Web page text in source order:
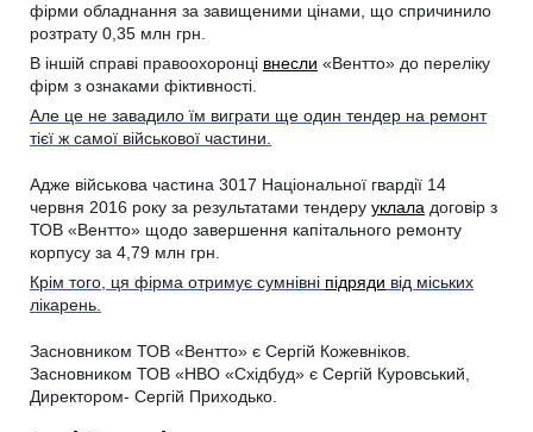
фірми обладнання за завищеними цінами, що спричинило
розтрату 0,35 млн грн.
В іншій справі правоохоронці внесли «Вентто» до переліку
фірм з ознаками фіктивності.
Але це не завадило їм виграти ще один тендер на ремонт
тієї ж самої військової частини.
Адже військова частина 3017 Національної гвардії 14
червня 2016 року за результатами тендеру уклала договір з
ТОВ «Вентто» щодо завершення капітального ремонту
корпусу за 4,79 млн грн.
Крім того, ця фірма отримує сумнівні підряди від міських
лікарень.
Засновником ТОВ «Вентто» є Сергій Кожевніков.
Засновником ТОВ «НВО «Східбуд» є Сергій Куровський,
Директором- Сергій Приходько.